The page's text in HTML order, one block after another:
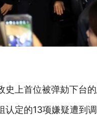
上首位被弹劾下台
定的13项嫌疑遭到